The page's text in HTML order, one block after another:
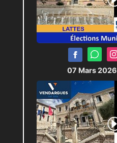
07 Mars 2026